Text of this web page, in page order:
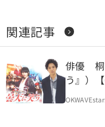
関連記事
俳優 桐
う』）
2018